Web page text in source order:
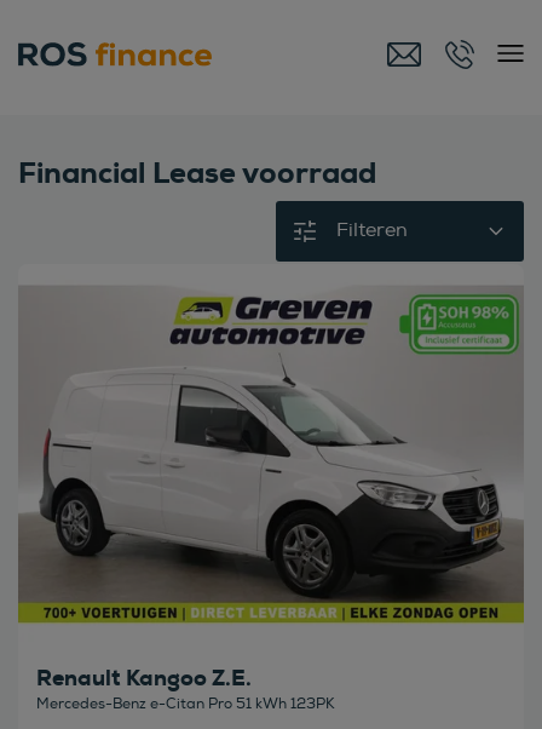
Financial Lease voorraad
Filteren
Bekijk deze auto
Renault Kangoo Z.E.
Mercedes-Benz e-Citan Pro 51 kWh 123PK